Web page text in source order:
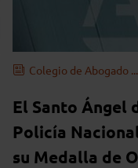
Colegio de Abogado ...
El Santo Ángel
Policía
su Medalla de